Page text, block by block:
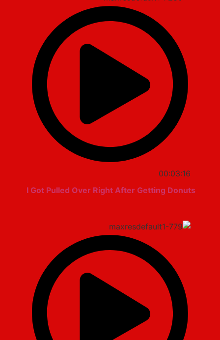
00:03:16
I Got Pulled Over Right After Getting Donuts